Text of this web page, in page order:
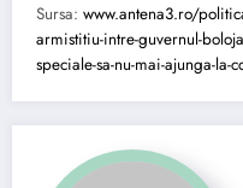
Sursa: www.antena3.ro/
armistitiu-intre-guvernul-
speciale-sa-nu-mai-ajunga-la-